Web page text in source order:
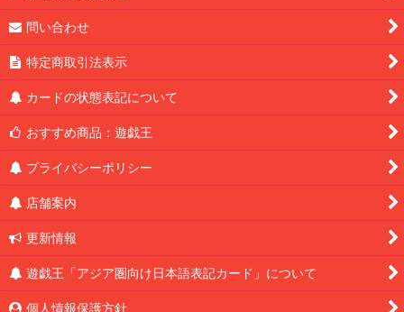
問い合わせ
特定商取引法表示
カードの状態表記について
おすすめ商品：遊戯王
プライバシーポリシー
店舗案内
更新情報
遊戯王「アジア圏向け日本語表記カード」について
個人情報保護方針